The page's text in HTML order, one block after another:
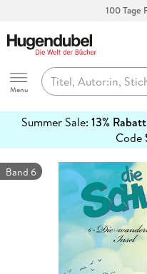
100 Tage
Hugendubel
Menu
Summer Sale: 13% Rabatt
Code
erfahren
Band 6